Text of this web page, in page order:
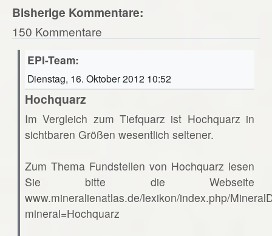
Bisherige Kommentare:
150 Kommentare
EPI-Team:
Dienstag, 16. Oktober 2012 10:52
Hochquarz
Im Vergleich zum Tiefquarz ist Hochquarz in
sichtbaren Größen wesentlich seltener.
Zum Thema Fundstellen von Hochquarz lesen
Sie bitte die Webseite
www.mineralienatlas.de/lexikon/index.php/
mineral=Hochquarz